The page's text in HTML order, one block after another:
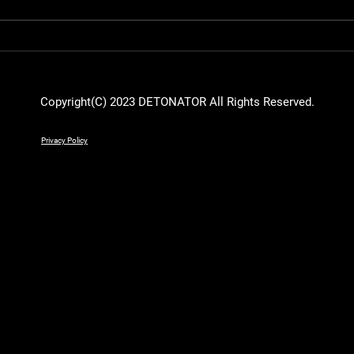
Monkeyが出場
Copyright(C) 2023 DETONATOR All Rights Reserved.
Privacy Policy